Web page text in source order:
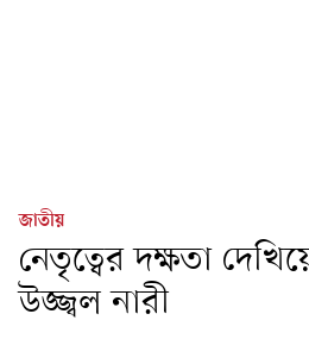
জাতীয়
নেতৃত্বের দক্ষতা
উজ্জ্বল নারী